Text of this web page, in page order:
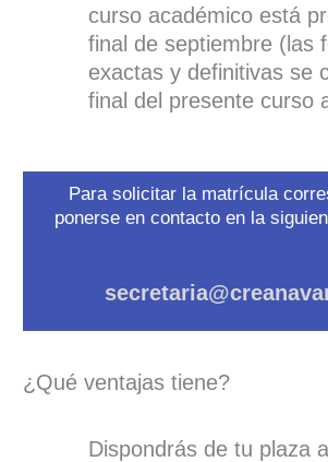
curso académico está
final de septiembre (las
exactas y definitivas se
final del presente curso
Para solicitar la matrícula
ponerse en contacto en la
¿Qué ventajas tiene?
Dispondrás de tu plaza